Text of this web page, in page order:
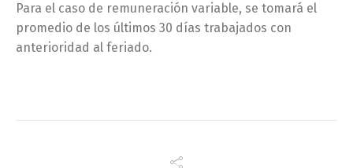
Para el caso de remuneración variable, se tomará el
promedio de los últimos 30 días trabajados con
anterioridad al feriado.